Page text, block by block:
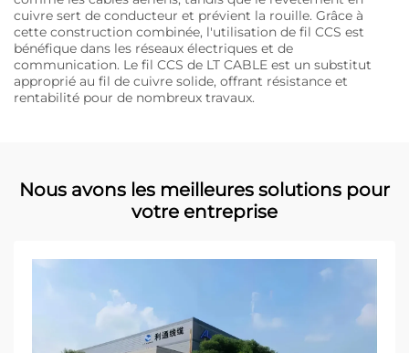
cuivre sert de conducteur et prévient la rouille. Grâce à
cette construction combinée, l'utilisation de fil CCS est
bénéfique dans les réseaux électriques et de
communication. Le fil CCS de LT CABLE est un substitut
approprié au fil de cuivre solide, offrant résistance et
rentabilité pour de nombreux travaux.
Nous avons les meilleures solutions pour
votre entreprise